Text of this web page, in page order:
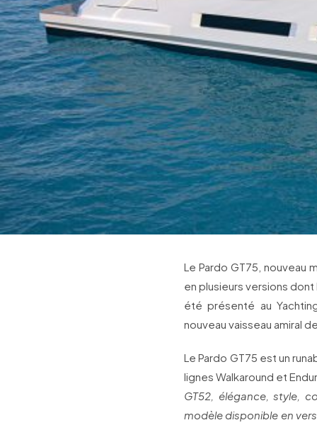
Le Pardo GT75, nouveau
en plusieurs versions
été présenté au
nouveau vaisseau amiral
Le Pardo GT75 est un
lignes Walkaround et
GT52, élégance, style,
modèle disponible en